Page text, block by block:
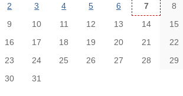
2
3 4 5 6 7
8
9
10 11 12 13 14
15
16
17 18 19 20 21
22
23
24 25 26 27 28
29
30
31